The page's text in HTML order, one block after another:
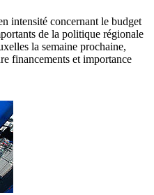
intensité concernant le budget
de la politique régionale
la semaine prochaine,
financements et importance